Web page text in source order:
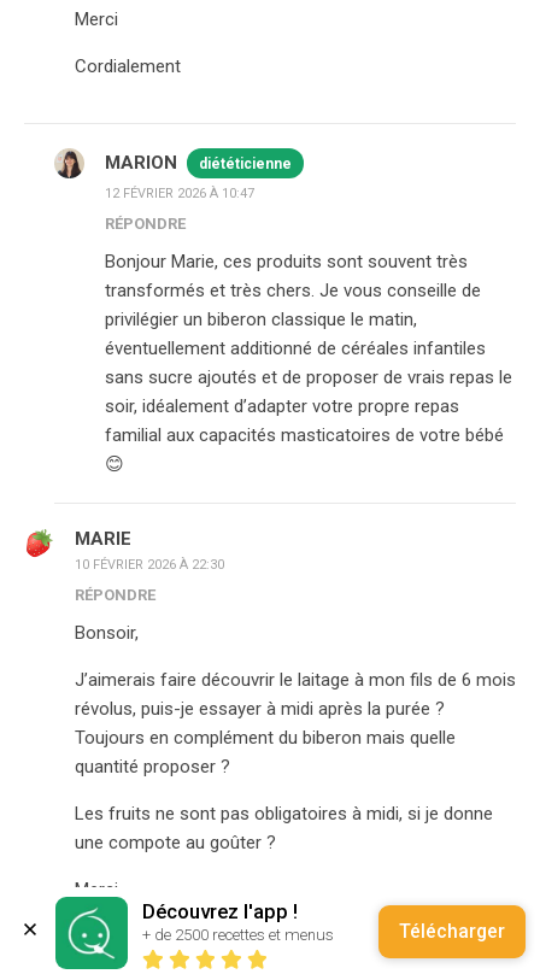
Merci
Cordialement
MARION diététicienne
12 FÉVRIER 2026 À 10:47
RÉPONDRE
Bonjour Marie, ces produits sont souvent très
transformés et très chers. Je vous conseille de
privilégier un biberon classique le matin,
éventuellement additionné de céréales infantiles
sans sucre ajoutés et de proposer de vrais repas le
soir, idéalement d’adapter votre propre repas
familial aux capacités masticatoires de votre bébé
😊
MARIE
10 FÉVRIER 2026 À 22:30
RÉPONDRE
Bonsoir,
J’aimerais faire découvrir le laitage à mon fils de 6 mois
révolus, puis-je essayer à midi après la purée ?
Toujours en complément du biberon mais quelle
quantité proposer ?
Les fruits ne sont pas obligatoires à midi, si je donne
une compote au goûter ?
Merci
Bonne soiréeDécouvrez l'app !
+ de 2500 recettes et menus Télécharger